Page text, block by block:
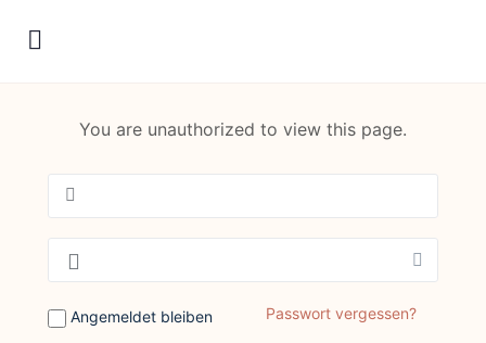
You are unauthorized to view this page.
Angemeldet bleiben Passwort vergessen?